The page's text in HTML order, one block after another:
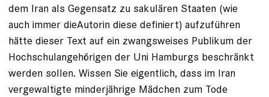
dem Iran als Gegensatz zu sakulären Staaten (wie
auch immer dieAutorin diese definiert) aufzuführen
hätte dieser Text auf ein zwangsweises Publikum der
Hochschulangehörigen der Uni Hamburgs beschränkt
werden sollen. Wissen Sie eigentlich, dass im Iran
vergewaltigte minderjährige Mädchen zum Tode